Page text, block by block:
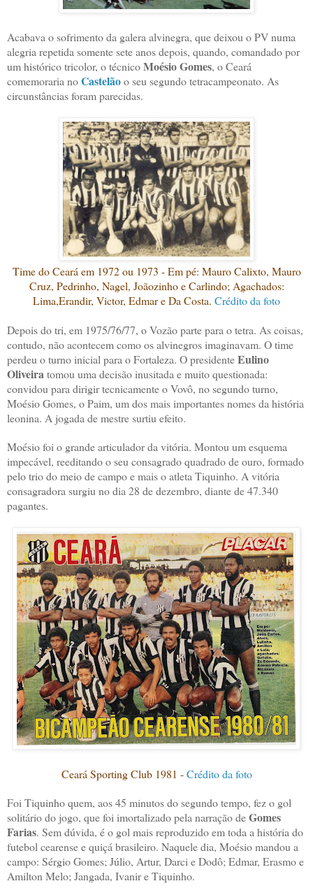
Acabava o sofrimento da galera alvinegra, que deixou o PV numa
alegria repetida somente sete anos depois, quando, comandado por
um histórico tricolor, o técnicoMoésio Gomes, o Ceará
comemoraria noCastelãoo seu segundo tetracampeonato. As
circunstâncias foram parecidas.
Time do Ceará em 1972 ou 1973 - Em pé: Mauro Calixto, Mauro
Cruz, Pedrinho, Nagel, Joãozinho e Carlindo; Agachados:
Lima,Erandir, Victor, Edmar e Da Costa. Crédito da foto
Depois do tri, em 1975/76/77, o Vozão parte para o tetra. As coisas,
contudo, não acontecem como os alvinegros imaginavam. O time
perdeu o turno inicial para o Fortaleza. O presidenteEulino
Oliveira tomou uma decisão inusitada e muito questionada:
convidou para dirigir tecnicamente o Vovô, no segundo turno,
Moésio Gomes, o Paim, um dos mais importantes nomes da história
leonina. A jogada de mestre surtiu efeito.
Moésio foi o grande articulador da vitória. Montou um esquema
impecável, reeditando o seu consagrado quadrado de ouro, formado
pelo trio do meio de campo e mais o atleta Tiquinho. A vitória
consagradora surgiu no dia 28 de dezembro, diante de 47.340
pagantes.
Ceará Sporting Club 1981 -Crédito da foto
Foi Tiquinho quem, aos 45 minutos do segundo tempo, fez o gol
solitário do jogo, que foi imortalizado pela narração deGomes
Farias. Sem dúvida, é o gol mais reproduzido em toda a história do
futebol cearense e quiçá brasileiro. Naquele dia, Moésio mandou a
campo: Sérgio Gomes; Júlio, Artur, Darci e Dodô; Edmar, Erasmo e
Amilton Melo; Jangada, Ivanir e Tiquinho.